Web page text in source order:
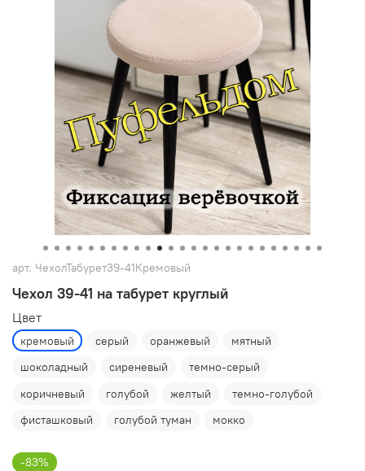
арт. ЧехолТабурет39-41Кремовый
Чехол 39-41 на табурет круглый
Цвет
кремовый серый оранжевый
мятный
шоколадный
сиреневый
темно-серый
коричневый
голубой желтый
темно-голубой
фисташковый
голубой туман мокко
-83%